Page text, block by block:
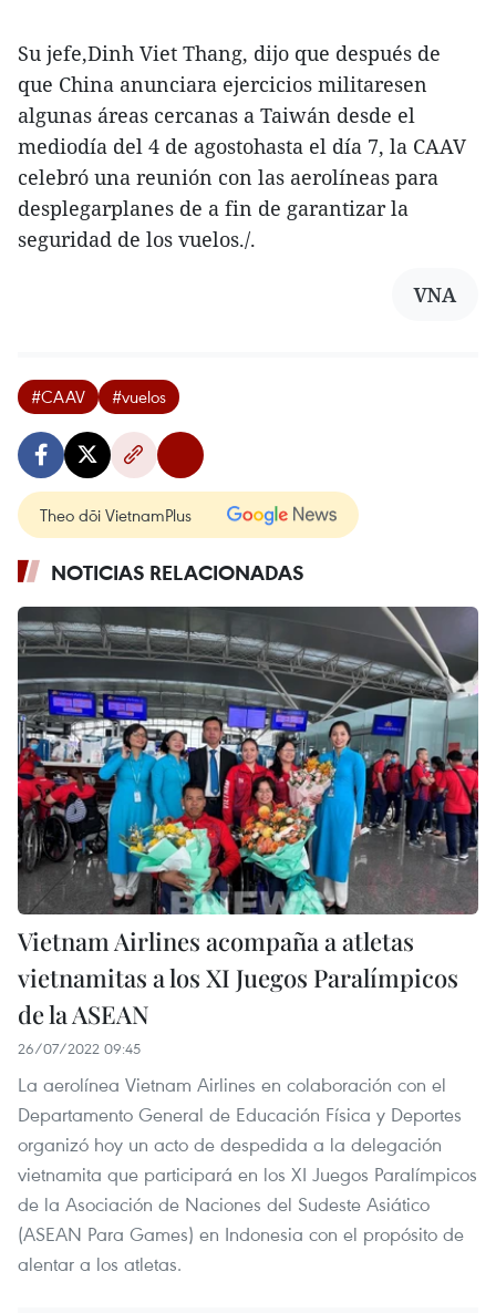
Su jefe,Dinh Viet Thang, dijo que después de
que China anunciara ejercicios militaresen
algunas áreas cercanas a Taiwán desde el
mediodía del 4 de agostohasta el día 7, la CAAV
celebró una reunión con las aerolíneas para
desplegarplanes de a fin de garantizar la
seguridad de los vuelos./.
VNA
#CAAV #vuelos
Theo dõi VietnamPlus
NOTICIAS RELACIONADAS
Vietnam Airlines acompaña a atletas
vietnamitas a los XI Juegos Paralímpicos
de la ASEAN
26/07/2022 09:45
La aerolínea Vietnam Airlines en colaboración con el
Departamento General de Educación Física y Deportes
organizó hoy un acto de despedida a la delegación
vietnamita que participará en los XI Juegos Paralímpicos
de la Asociación de Naciones del Sudeste Asiático
(ASEAN Para Games) en Indonesia con el propósito de
alentar a los atletas.